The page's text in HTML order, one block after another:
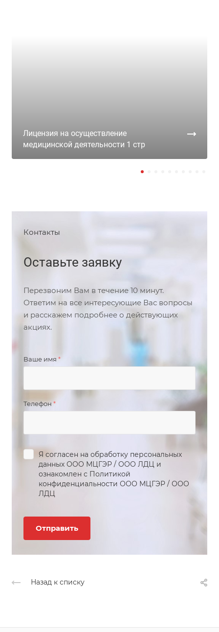
Лицензия на осуществление
медицинской деятельности 1 стр
Контакты
Оставьте заявку
Перезвоним Вам в течение 10 минут.
Ответим на все интересующие Вас вопросы
и расскажем подробнее о действующих
акциях.
Ваше имя *
Телефон*
Я согласен на обработку персональных
данных ООО МЦГЭР / ООО ЛДЦ и
ознакомлен с Политикой
конфиденциальности ООО МЦГЭР / ООО
ЛДЦ
Назад к списку